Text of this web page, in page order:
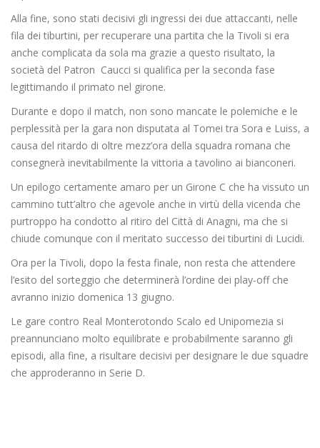
Alla fine, sono stati decisivi gli ingressi dei due attaccanti, nelle
fila dei tiburtini, per recuperare una partita che la Tivoli si era
anche complicata da sola ma grazie a questo risultato, la
società del Patron Caucci si qualifica per la seconda fase
legittimando il primato nel girone.
Durante e dopo il match, non sono mancate le polemiche e le
perplessità per la gara non disputata al Tomei tra Sora e Luiss, a
causa del ritardo di oltre mezz’ora della squadra romana che
consegnerà inevitabilmente la vittoria a tavolino ai bianconeri.
Un epilogo certamente amaro per un Girone C che ha vissuto un
cammino tutt’altro che agevole anche in virtù della vicenda che
purtroppo ha condotto al ritiro del Città di Anagni, ma che si
chiude comunque con il meritato successo dei tiburtini di Lucidi.
Ora per la Tivoli, dopo la festa finale, non resta che attendere
l’esito del sorteggio che determinerà l’ordine dei play-off che
avranno inizio domenica 13 giugno.
Le gare contro Real Monterotondo Scalo ed Unipomezia si
preannunciano molto equilibrate e probabilmente saranno gli
episodi, alla fine, a risultare decisivi per designare le due squadre
che approderanno in Serie D.